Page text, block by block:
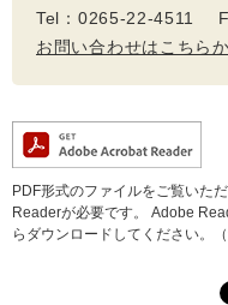
Tel：0265-22-4511
お問い合わせはこちら
PDF形式のファイルをご覧いた
Readerが必要です。
Adobe
らダウンロードしてください。（